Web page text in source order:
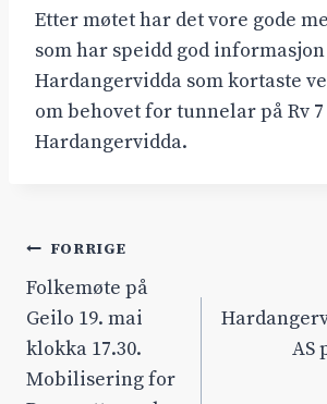
Etter møtet har det vore gode
som har speidd god informasjon
Hardangervidda som kortaste
om behovet for tunnelar på Rv 7
Hardangervidda.
Innleggsnavigasjon
FORRIGE
Folkemøte på
Geilo 19. mai
klokka 17.30.
Mobilisering for
AS